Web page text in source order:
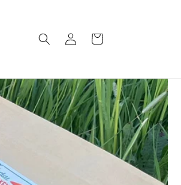
EinloggenWarenkorb